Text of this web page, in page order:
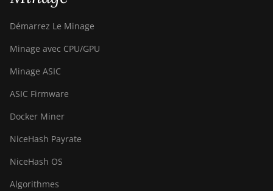
Démarrez Le Minage
Minage avec CPU/GPU
Minage ASIC
ASIC Firmware
Docker Miner
NiceHash Payrate
NiceHash OS
Algorithmes